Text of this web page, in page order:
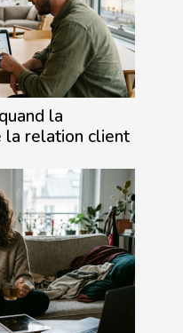
la
la relation client